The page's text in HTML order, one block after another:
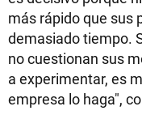
más rápido que sus
demasiado tiempo.
no cuestionan sus
a experimentar, es
empresa lo haga",